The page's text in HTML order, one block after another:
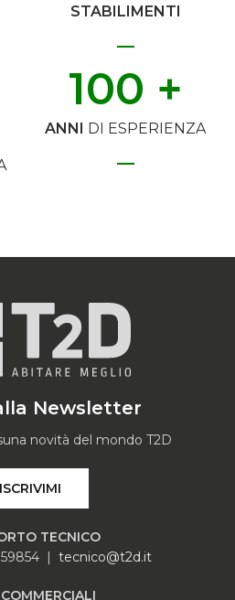
STABILIMENTI
ANNI DI ESPERIENZA
100 +
Newsletter
novità del mondo T2D
ISCRIVIMI
TECNICO
| tecnico@t2d.it